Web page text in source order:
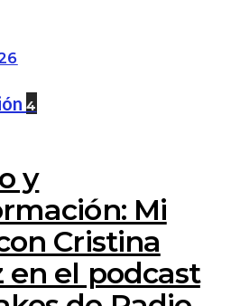
4
y
Mi
Cristina
en el podcast